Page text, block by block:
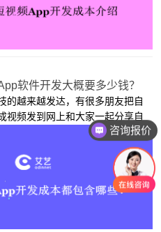
软件开发大概要多少钱？
的越来越发达，有很多朋友把自
视频发到网上和大家一起分享自
些有头脑的商家而言，这种短视
利是不可估量的，很多投资者瞅
类似于抖音的短视频app。但开
成本大约是多少呢？都包含哪些
上海艾艺APP定制开发公司来为
咨询报价